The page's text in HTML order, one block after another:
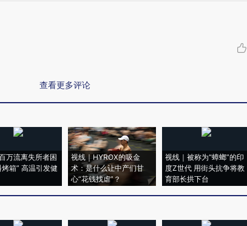
查看更多评论
万流离失所者困
烤箱” 高温引发健
视线｜HYROX的吸金
术：是什么让中产们甘
心“花钱找虐”？
视线｜被称为“蟑螂”的印
度Z世代 用街头抗争将教
育部长拱下台